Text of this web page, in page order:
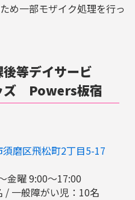
め一部モザイク処理を行っ
等デイサービ
ズ Powers板宿
磨区飛松町2丁目5-17
金曜 9:00～17:00
/ 一般障がい児：10名